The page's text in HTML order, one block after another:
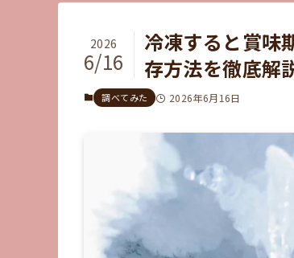
冷凍すると賞味
存方法を徹底解
2026
6/16
調べてみた 2026年6月16日